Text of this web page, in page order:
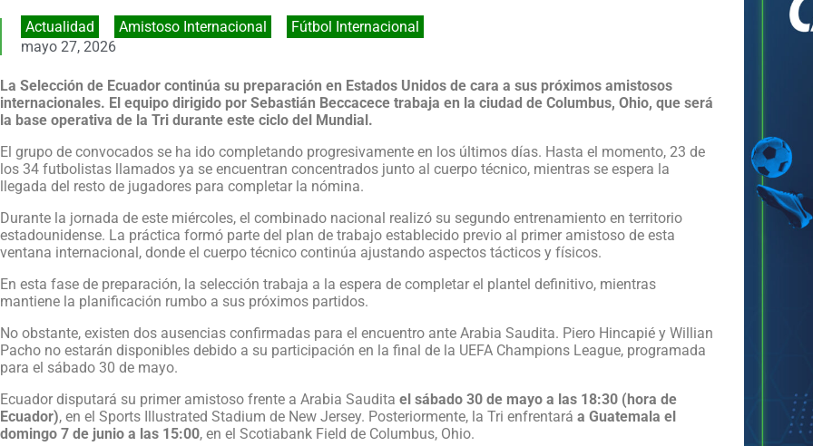
Actualidad Amistoso Internacional
Fútbol Internacional
mayo 27, 2026
La Selección de Ecuador continúa su preparación en Estados Unidos de cara a sus próximos amistosos
internacionales. El equipo dirigido por Sebastián Beccacece trabaja en la ciudad de Columbus, Ohio, que será
la base operativa de la Tri durante este ciclo del Mundial.
El grupo de convocados se ha ido completando progresivamente en los últimos días. Hasta el momento, 23 de
los 34 futbolistas llamados ya se encuentran concentrados junto al cuerpo técnico, mientras se espera la
llegada del resto de jugadores para completar la nómina.
Durante la jornada de este miércoles, el combinado nacional realizó su segundo entrenamiento en territorio
estadounidense. La práctica formó parte del plan de trabajo establecido previo al primer amistoso de esta
ventana internacional, donde el cuerpo técnico continúa ajustando aspectos tácticos y físicos.
En esta fase de preparación, la selección trabaja a la espera de completar el plantel definitivo, mientras
mantiene la planificación rumbo a sus próximos partidos.
No obstante, existen dos ausencias confirmadas para el encuentro ante Arabia Saudita. Piero Hincapié y Willian
Pacho no estarán disponibles debido a su participación en la final de la UEFA Champions League, programada
para el sábado 30 de mayo.
Ecuador disputará su primer amistoso frente a Arabia Saudita el sábado 30 de mayo a las 18:30 (hora de
Ecuador), en el Sports Illustrated Stadium de New Jersey. Posteriormente, la Tri enfrentará a Guatemala el
domingo 7 de junio a las 15:00, en el Scotiabank Field de Columbus, Ohio.